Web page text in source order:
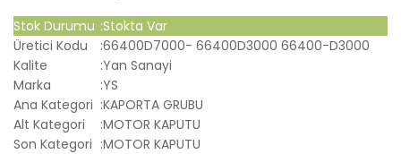
Stok Durumu :Stokta Var
Üretici Kodu
:66400D7000- 66400D3000 66400-D3000
Kalite
:Yan Sanayi
Marka
:YS
Ana Kategori :KAPORTA GRUBU
Alt Kategori
:MOTOR KAPUTU
Son Kategori :MOTOR KAPUTU